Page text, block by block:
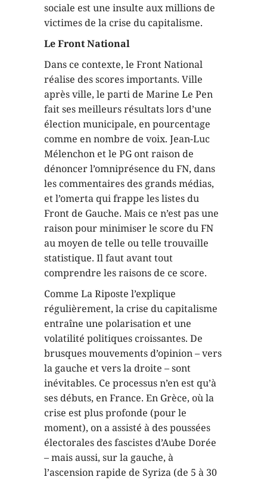
sociale est une insulte aux millions de
victimes de la crise du capitalisme.
Le Front National
Dans ce contexte, le Front National
réalise des scores importants. Ville
après ville, le parti de Marine Le Pen
fait ses meilleurs résultats lors d’une
élection municipale, en pourcentage
comme en nombre de voix. Jean-Luc
Mélenchon et le PG ont raison de
dénoncer l’omniprésence du FN, dans
les commentaires des grands médias,
et l’omerta qui frappe les listes du
Front de Gauche. Mais ce n’est pas une
raison pour minimiser le score du FN
au moyen de telle ou telle trouvaille
statistique. Il faut avant tout
comprendre les raisons de ce score.
Comme La Riposte l’explique
régulièrement, la crise du capitalisme
entraîne une polarisation et une
volatilité politiques croissantes. De
brusques mouvements d’opinion – vers
la gauche et vers la droite – sont
inévitables. Ce processus n’en est qu’à
ses débuts, en France. En Grèce, où la
crise est plus profonde (pour le
moment), on a assisté à des poussées
électorales des fascistes d’Aube Dorée
– mais aussi, sur la gauche, à
l’ascension rapide de Syriza (de 5 à 30